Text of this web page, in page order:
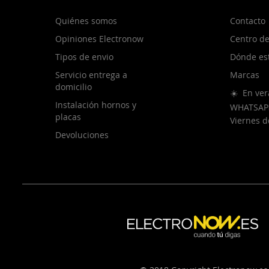
Quiénes somos
Opiniones Electronow
Tipos de envio
Servicio entrega a
domicilio
Instalación hornos y
placas
Devoluciones
Contacto
Centro
Dónde
Marcas
☀️ En
Viernes